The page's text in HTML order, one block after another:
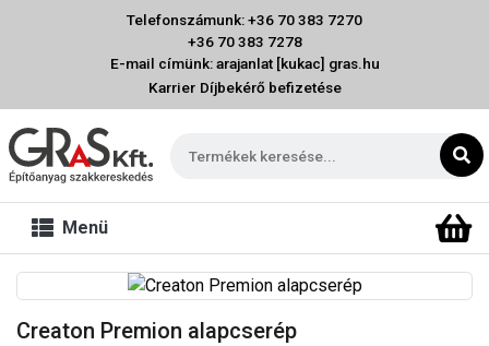
Telefonszámunk: +36 70 383 7270
+36 70 383 7278
E-mail címünk: arajanlat [kukac] gras.hu
Karrier Díjbekérő befizetése
Menü
Creaton Premion alapcserép